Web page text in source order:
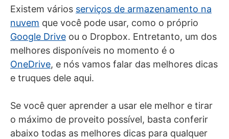
Existem vários serviços de armazenamento na
nuvem que você pode usar, como o próprio
Google Drive ou o Dropbox. Entretanto, um dos
melhores disponíveis no momento é o
OneDrive, e nós vamos falar das melhores dicas
e truques dele aqui.
Se você quer aprender a usar ele melhor e tirar
o máximo de proveito possível, basta conferir
abaixo todas as melhores dicas para qualquer